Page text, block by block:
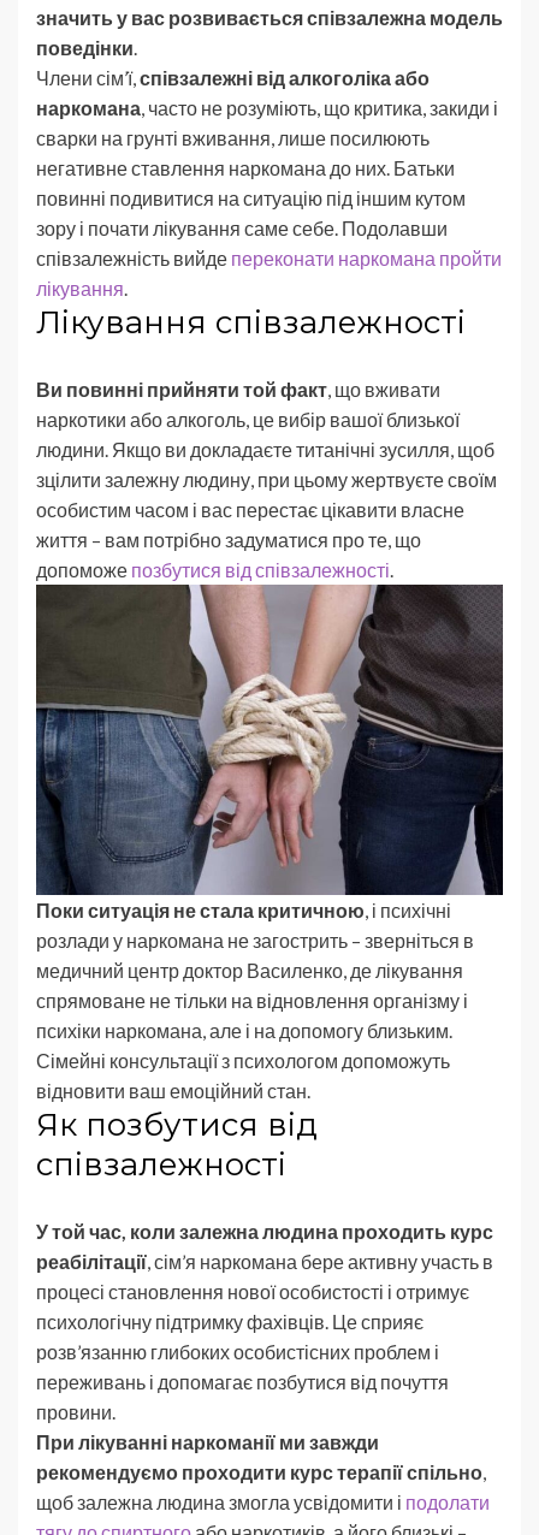
значить у вас розвивається співзалежна модель
поведінки
Члени сім’ї, співзалежні від алкоголіка або
наркомана , часто не розуміють, що критика, закиди і
сварки на грунті вживання, лише посилюють
негативне ставлення наркомана до них. Батьки
повинні подивитися на ситуацію під іншим кутом
зору і почати лікування саме себе. Подолавши
співзалежність вийде переконати наркомана пройти
лікування
Лікування співзалежності
Ви повинні прийняти той факт , що вживати
наркотики або алкоголь, це вибір вашої близької
людини. Якщо ви докладаєте титанічні зусилля, щоб
зцілити залежну людину, при цьому жертвуєте своїм
особистим часом і вас перестає цікавити власне
життя – вам потрібно задуматися про те, що
допоможе позбутися від співзалежності
Поки ситуація не стала критичною, і психічні
розлади у наркомана не загострить – зверніться в
медичний центр доктор Василенко, де лікування
спрямоване не тільки на відновлення організму і
психіки наркомана, але і на допомогу близьким.
Сімейні консультації з психологом допоможуть
відновити ваш емоційний стан.
Як позбутися від
співзалежності
У той час, коли залежна людина проходить курс
реабілітації, сім’я наркомана бере активну участь в
процесі становлення нової особистості і отримує
психологічну підтримку фахівців. Це сприяє
розв’язанню глибоких особистісних проблем і
переживань і допомагає позбутися від почуття
провини.
При лікуванні наркоманії ми завжди
рекомендуємо проходити курс терапії спільно,
щоб залежна людина змогла усвідомити і подолати